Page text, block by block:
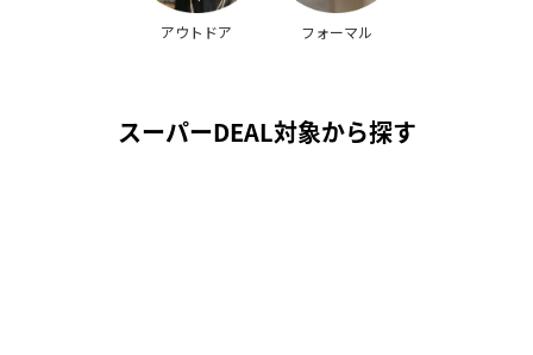
アウトドア フォーマル
スーパーDEAL対象から探す